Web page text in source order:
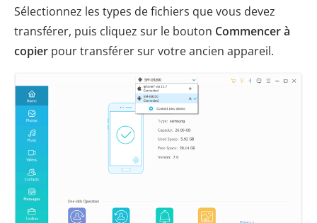
Sélectionnez les types de fichiers que vous devez
transférer, puis cliquez sur le bouton Commencer à
copier pour transférer sur votre ancien appareil.